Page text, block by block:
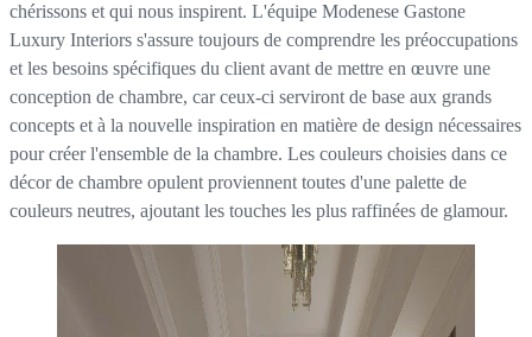
chérissons et qui nous inspirent. L'équipe Modenese Gastone
Luxury Interiors s'assure toujours de comprendre les préoccupations
et les besoins spécifiques du client avant de mettre en œuvre une
conception de chambre, car ceux-ci serviront de base aux grands
concepts et à la nouvelle inspiration en matière de design nécessaires
pour créer l'ensemble de la chambre. Les couleurs choisies dans ce
décor de chambre opulent proviennent toutes d'une palette de
couleurs neutres, ajoutant les touches les plus raffinées de glamour.